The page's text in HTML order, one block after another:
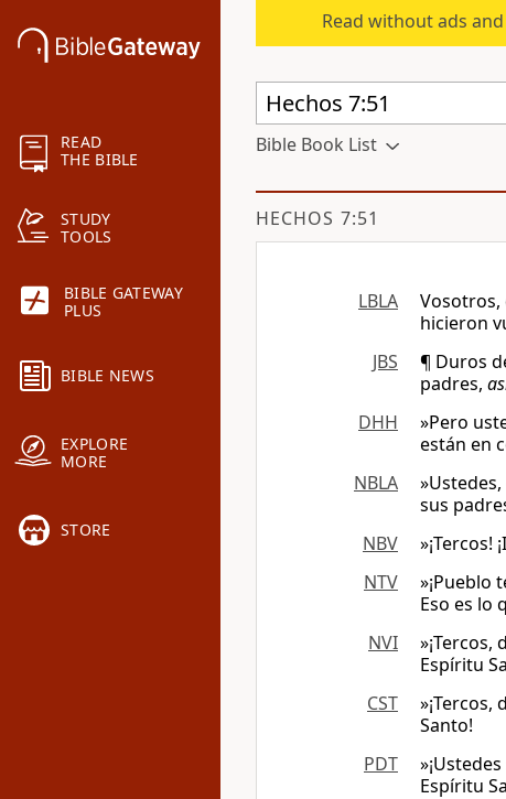
READ
THE BIBLE
STUDY
TOOLS
BIBLE GATEWAY
PLUS
BIBLE NEWS
EXPLORE
MORE
STORE
Read without ads
Bible Book List
HECHOS 7:51
LBLA
Vosotros,
hicieron
JBS
¶ Duros
padres,
DHH
»Pero
están en
NBLA
sus
NBV
»¡Tercos!
NTV
»¡Pueblo
Eso es lo
NVI
Espíritu
CST
Santo!
PDT
Espíritu